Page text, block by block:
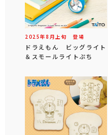
2025年8 月 上旬 登場
ドラえもん ビッグライト
＆スモールライトぷち